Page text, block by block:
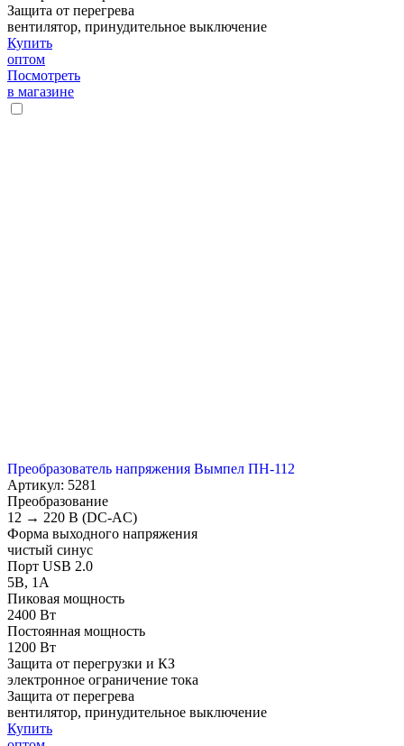
Защита от перегрева
вентилятор, принудительное выключение
Купить
оптом
Посмотреть
в магазине
Преобразователь напряжения Вымпел ПН-112
Артикул: 5281
Преобразование
12 → 220 В (DC-AC)
Форма выходного напряжения
чистый синус
Порт USB 2.0
5В, 1А
Пиковая мощность
2400 Вт
Постоянная мощность
1200 Вт
Защита от перегрузки и КЗ
электронное ограничение тока
Защита от перегрева
вентилятор, принудительное выключение
Купить